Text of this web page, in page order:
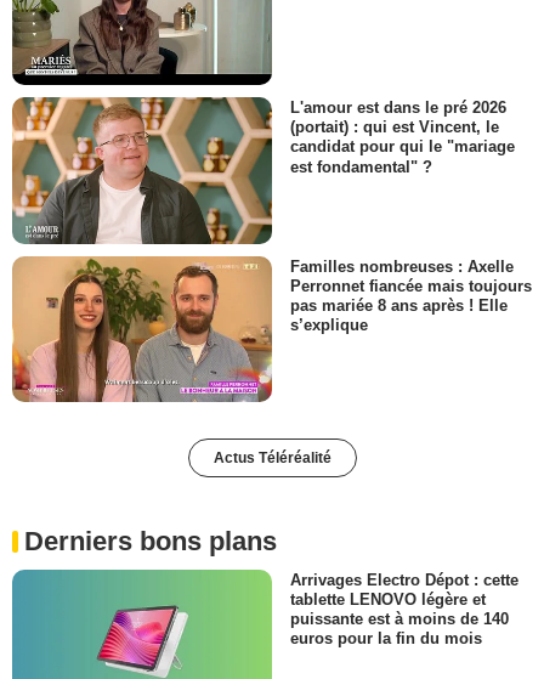
L'amour est dans le pré 2026
(portait) : qui est Vincent, le
candidat pour qui le "mariage
est fondamental" ?
Familles nombreuses : Axelle
Perronnet fiancée mais toujours
pas mariée 8 ans après ! Elle
s’explique
Actus Téléréalité
Derniers bons plans
Arrivages Electro Dépot : cette
tablette LENOVO légère et
puissante est à moins de 140
euros pour la fin du mois